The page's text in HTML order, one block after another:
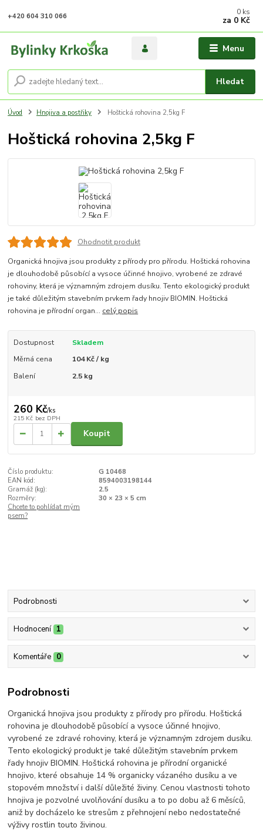
Menu
Hledat
+420 604 310 066 0 ks
za 0 Kč
Úvod Hnojiva a postřiky Hoštická rohovina 2,5kg F
Hoštická rohovina 2,5kg F
Ohodnotit produkt
Organická hnojiva jsou produkty z přírody pro přírodu. Hoštická rohovina
je dlouhodobě působící a vysoce účinné hnojivo, vyrobené ze zdravé
rohoviny, která je významným zdrojem dusíku. Tento ekologický produkt
je také důležitým stavebním prvkem řady hnojiv BIOMIN. Hoštická
rohovina je přírodní organ... celý popis
Dostupnost
Skladem
Měrná cena
104 Kč / kg
Balení
2.5 kg
260 Kč/ks
215 Kč bez DPH
Koupit
Číslo produktu:
G 10468
EAN kód:
8594003198144
Gramáž (kg):
2.5
Rozměry:
30 × 23 × 5 cm
Chcete to pohlídat mým
psem?
Podrobnosti
Hodnocení 1
Komentáře 0
Podrobnosti
Organická hnojiva jsou produkty z přírody pro přírodu. Hoštická
rohovina je dlouhodobě působící a vysoce účinné hnojivo,
vyrobené ze zdravé rohoviny, která je významným zdrojem dusíku.
Tento ekologický produkt je také důležitým stavebním prvkem
řady hnojiv BIOMIN. Hoštická rohovina je přírodní organické
hnojivo, které obsahuje 14 % organicky vázaného dusíku a ve
stopovém množství i další důležité živiny. Cenou vlastnosti tohoto
hnojiva je pozvolné uvolňování dusíku a to po dobu až 6 měsíců,
aniž by docházelo ke stresům z přehnojení nebo nedostatečné
výživy rostlin touto živinou.